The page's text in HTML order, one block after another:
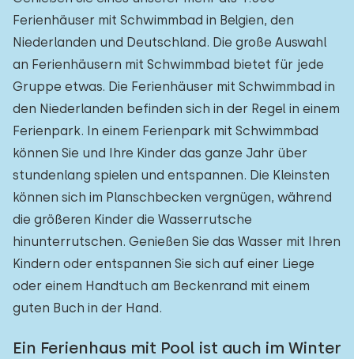
Ferienhäuser mit Schwimmbad in Belgien, den
Niederlanden und Deutschland. Die große Auswahl
an Ferienhäusern mit Schwimmbad bietet für jede
Gruppe etwas. Die Ferienhäuser mit Schwimmbad in
den Niederlanden befinden sich in der Regel in einem
Ferienpark. In einem Ferienpark mit Schwimmbad
können Sie und Ihre Kinder das ganze Jahr über
stundenlang spielen und entspannen. Die Kleinsten
können sich im Planschbecken vergnügen, während
die größeren Kinder die Wasserrutsche
hinunterrutschen. Genießen Sie das Wasser mit Ihren
Kindern oder entspannen Sie sich auf einer Liege
oder einem Handtuch am Beckenrand mit einem
guten Buch in der Hand.
Ein Ferienhaus mit Pool ist auch im Winter